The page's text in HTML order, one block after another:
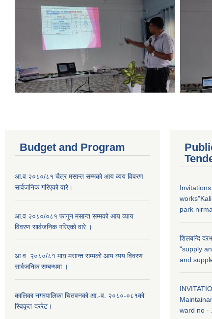
Budget and Program
आ.व २०८०/८१ चैत्र मसान्त सम्मको आय व्यय विवरण
सार्वजनिक गरिएको वारे।
आ.व २०८०/०८१ फागुन मसान्त सम्मको आय व्याय
विवरण सार्वजनिक गरिएको वारे ।
आ.व. २०८०/८१ माघ मसान्त सम्मको आय व्यय विवरण
सार्वजनिक सम्बन्धमा ।
कालिका नगरपालिका चितवनको आ.-व. २०८०-०८१को
स्विकृत-दररेट।
park
शिलबन्दि
"supply
and
ward no -